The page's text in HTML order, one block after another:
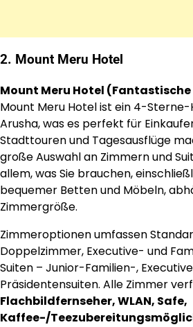
2. Mount Meru Hotel
Mount Meru Hotel
Mount Meru Hotel ist ein 4-
Arusha, was es perfekt für
Stadttouren und Tagesausflüge
große Auswahl an Zimmern und
allem, was Sie brauchen,
bequemer Betten und Möbeln,
Zimmergröße.
Zimmeroptionen umfassen
Doppelzimmer, Executive- und
Suiten – Junior-Familien-,
Präsidentensuiten. Alle Zimmer
Flachbildfernseher, WLAN, Safe,
Kaffee-/